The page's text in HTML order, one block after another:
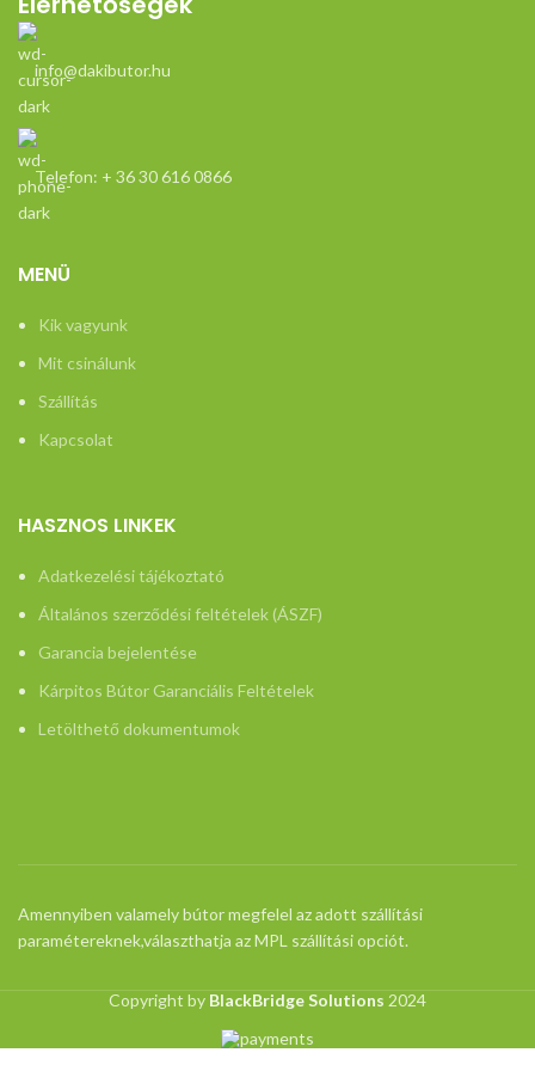
info@dakibutor.hu
Telefon: + 36 30 616 0866
MENÜ
Kik vagyunk
Mit csinálunk
Szállítás
Kapcsolat
HASZNOS LINKEK
Adatkezelési tájékoztató
Általános szerződési feltételek (ÁSZF)
Garancia bejelentése
Kárpitos Bútor Garanciális Feltételek
Letölthető dokumentumok
Amennyiben valamely bútor megfelel az adott szállítási
paramétereknek,választhatja az MPL szállítási opciót.
Copyright by BlackBridge Solutions 2024